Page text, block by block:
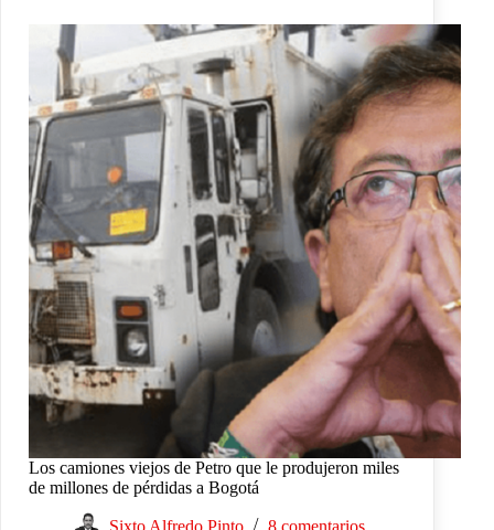
Los camiones viejos de Petro que le produjeron miles
de millones de pérdidas a Bogotá
Sixto Alfredo Pinto 8 comentarios